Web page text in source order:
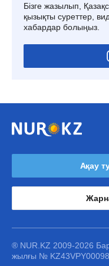
Бізге жазылып,
қызықты суреттер,
хабардар болыңыз.
Ақау
® NUR.KZ 2009-2026
жылғы №